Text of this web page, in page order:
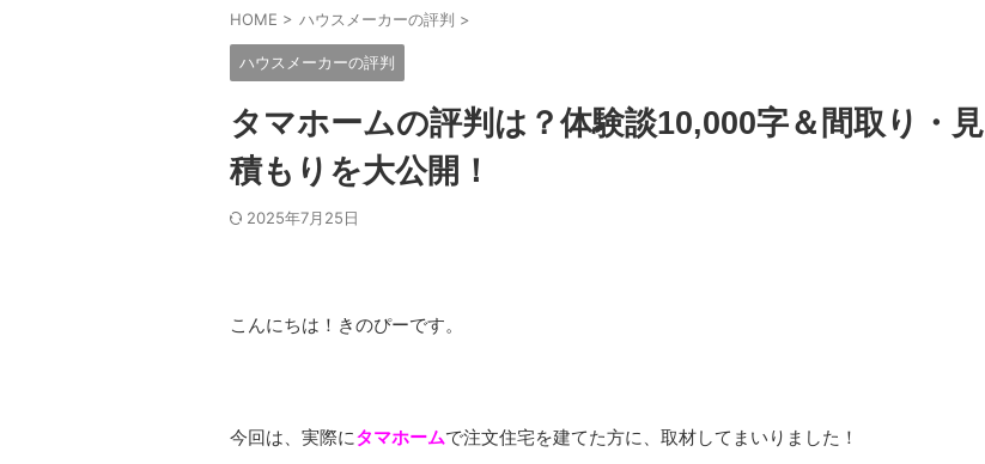
HOME > ハウスメーカーの評判 >
ハウスメーカーの評判
タマホームの評判は？体験談10,000字＆間取り・見
積もりを大公開！
2025年7月25日
こんにちは！きのぴーです。
今回は、実際にタマホームで注文住宅を建てた方に、取材してまいりました！